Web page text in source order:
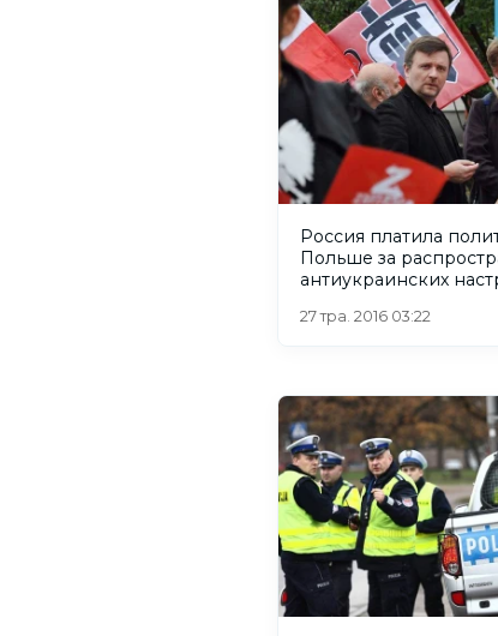
Россия платила
Польше за
антиукраинских
27 тра. 2016 03:22